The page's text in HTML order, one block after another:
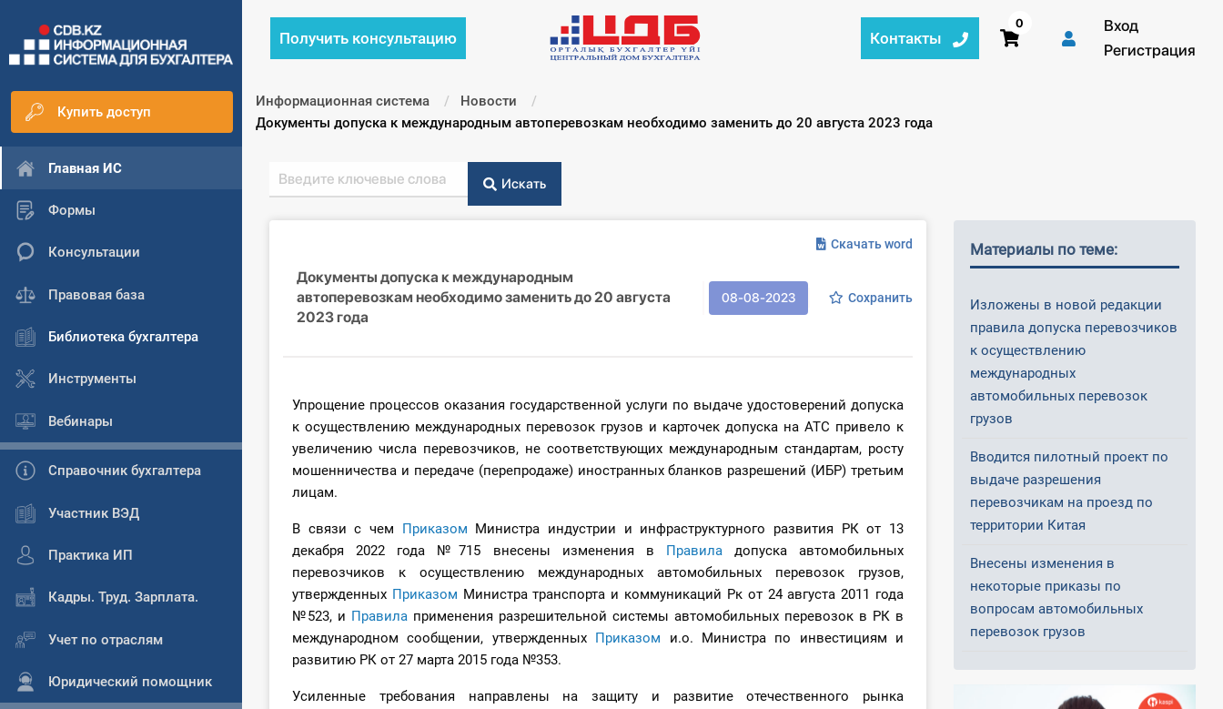
Купить доступ
Главная ИС
Формы
Консультации
Правовая база
Библиотека бухгалтера
Инструменты
Вебинары
Справочник бухгалтера
Участник ВЭД
Практика ИП
Кадры. Труд. Зарплата.
Учет по отраслям
Юридический помощник
Получить консультацию Контакты
0
Вход
Регистрация
Информационная система
Новости
Текущий:
Документы допуска к международным автоперевозкам необходимо заменить до 20 августа 2023 года
Искать
Скачать word
Документы допуска к международным
автоперевозкам необходимо заменить до 20 августа
2023 года
08-08-2023 Сохранить
Упрощение процессов оказания государственной услуги по выдаче удостоверений допуска
к осуществлению международных перевозок грузов и карточек допуска на АТС привело к
увеличению числа перевозчиков, не соответствующих международным стандартам, росту
мошенничества и передаче (перепродаже) иностранных бланков разрешений (ИБР) третьим
лицам.
В связи с чем П риказом Министра индустрии и инфраструктурного развития РК от 13
декабря 2022 года №715 внесены изменения в
Правиладопуска автомобильных
перевозчиков к осуществлению международных автомобильных перевозок грузов,
утвержденных Приказом Министра транспорта и коммуникаций Рк от 24 августа 2011 года
№523, и Правила применения разрешительной системы автомобильных перевозок в РК в
международном сообщении, утвержденных
Приказом и.о. Министра по инвестициям и
развитию РК от 27 марта 2015 года №353.
Усиленные требования направлены на защиту и развитие отечественного рынка
Материалы по теме:
Изложены в новой редакции
правила допуска перевозчиков
к осуществлению
международных
автомобильных перевозок
грузов
Вводится пилотный проект по
выдаче разрешения
перевозчикам на проезд по
территории Китая
Внесены изменения в
некоторые приказы по
вопросам автомобильных
перевозок грузов